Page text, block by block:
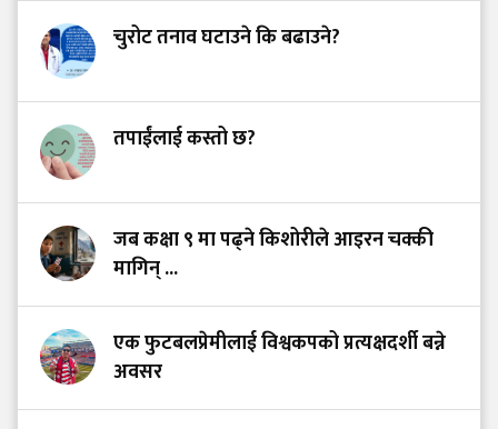
चुरोट तनाव घटाउने कि बढाउने?
तपाईंलाई कस्तो छ?
जब कक्षा ९ मा पढ्ने किशोरीले आइरन चक्की
मागिन् ...
एक फुटबलप्रेमीलाई विश्वकपको प्रत्यक्षदर्शी बन्ने
अवसर